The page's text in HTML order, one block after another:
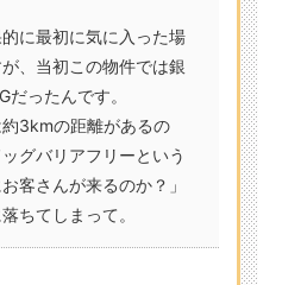
に最初に気に入った場
、当初この物件では銀
ったんです。
3kmの距離があるの
グバリアフリーという
客さんが来るのか？」
ちてしまって。